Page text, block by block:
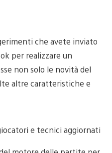
che avete inviato
per realizzare un
non solo le novità del
altre caratteristiche e
e tecnici aggiornati